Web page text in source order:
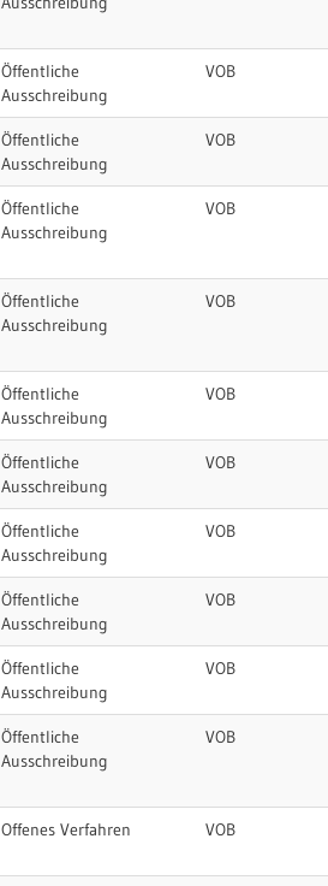
Öffentliche
Ausschreibung
VOB
Öffentliche
Ausschreibung
VOB
Öffentliche
Ausschreibung
VOB
Öffentliche
Ausschreibung
VOB
Öffentliche
Ausschreibung
VOB
Öffentliche
Ausschreibung
VOB
Öffentliche
Ausschreibung
VOB
Öffentliche
Ausschreibung
VOB
Öffentliche
Ausschreibung
VOB
Öffentliche
Ausschreibung
VOB
Offenes Verfahren VOB